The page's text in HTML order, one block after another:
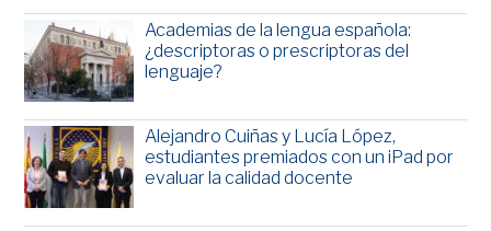
Academias de la lengua española:
¿descriptoras o prescriptoras del
lenguaje?
Alejandro Cuiñas y Lucía López,
estudiantes premiados con un iPad por
evaluar la calidad docente